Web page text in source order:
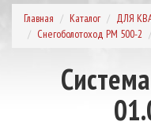
Главная Каталог ДЛЯ
Снегоболотоход РМ 500-2